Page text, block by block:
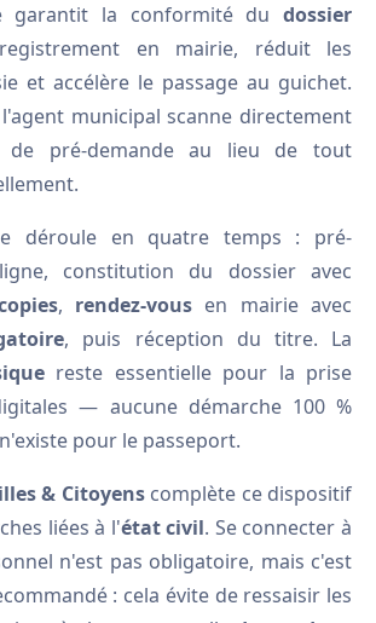
garantit la conformité du dossier
en mairie, réduit les
et accélère le passage au guichet.
municipal scanne directement
de pré-demande au lieu de tout
déroule en quatre temps : pré-
constitution du dossier avec
, rendez-vous en mairie avec
, puis réception du titre. La
reste essentielle pour la prise
— aucune démarche 100 %
pour le passeport.
& Citoyenscomplète ce dispositif
liées à l'état civil. Se connecter à
n'est pas obligatoire, mais c'est
: cela évite de ressaisir les